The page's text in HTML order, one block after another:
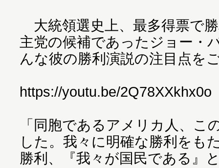
大統領選史上、最多得票で
主党の候補であったジョー・
んな彼の勝利演説の注目点を
https://youtu.be/2Q78XXkhx0o
「同胞であるアメリカ人、こ
した。我々に明確な勝利をも
勝利、『我々が国民である』